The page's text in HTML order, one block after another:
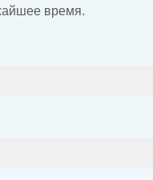
время.